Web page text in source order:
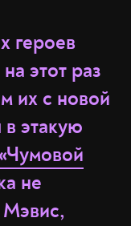
героев
этот раз
их с новой
этакую
не
Мэвис,